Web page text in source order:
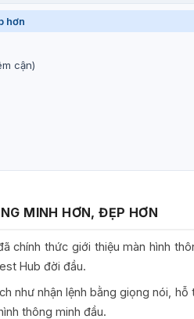
hơn
cận)
MINH HƠN, ĐẸP HƠN
chính thức giới thiệu màn hình
Hub đời đầu.
như nhận lệnh bằng giọng nói,
thông minh đầu.